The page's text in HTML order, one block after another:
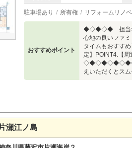
駐車場あり 所有権 リフォームリノ
おすすめポイント
◆◇◆◇◆ 担当者
心地の良いファ
タイムもおすす
定】POINT4.【
えいただくとス
瀬江ノ島